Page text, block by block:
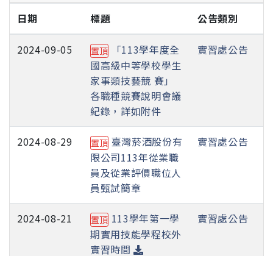
日期 標題 公告類別
2024-09-05 置頂
「113學年度全
國高級中等學校學生
家事類技藝競 賽」
各職種競賽說明會議
紀錄，詳如附件
實習處公告
2024-08-29 置頂 臺灣菸酒股份有
限公司113年從業職
員及從業評價職位人
員甄試簡章
實習處公告
2024-08-21 置頂 113學年第一學
期實用技能學程校外
實習時間
實習處公告